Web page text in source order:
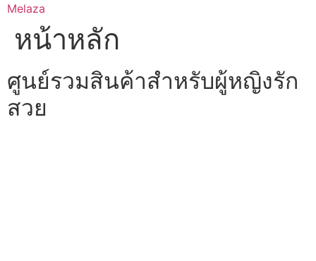
Skip
content
Melaza
หน้าหลัก
ศูนย์รวมสินค้าสำหรับผู้หญิงรัก
สวย